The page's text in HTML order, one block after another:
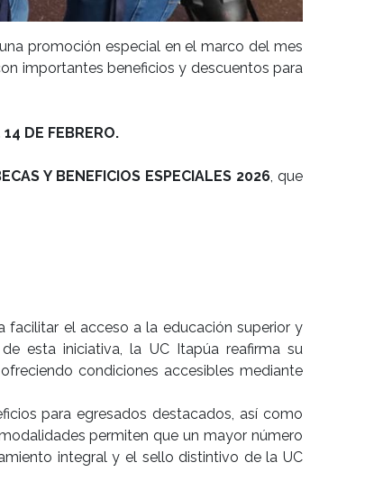
promoción especial en el marco del mes
importantes beneficios y descuentos para
DE FEBRERO.
Y BENEFICIOS ESPECIALES 2026 , que
facilitar el acceso a la educación superior y
esta iniciativa, la UC Itapúa reafirma su
condiciones accesibles mediante
para egresados destacados, así como
permiten que un mayor número
integral y el sello distintivo de la UC